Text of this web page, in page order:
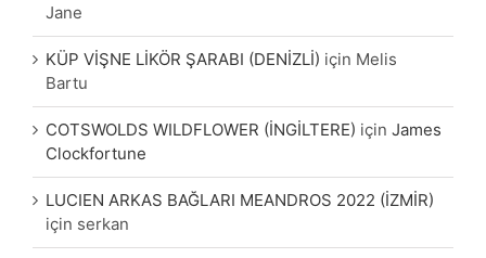
Jane
KÜP VİŞNE LİKÖR ŞARABI (DENİZLİ) için Melis
Bartu
COTSWOLDS WILDFLOWER (İNGİLTERE) için James
Clockfortune
LUCIEN ARKAS BAĞLARI MEANDROS 2022 (İZMİR)
için serkan